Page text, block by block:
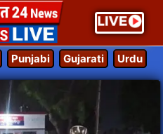
Punjabi Gujarati Urdu